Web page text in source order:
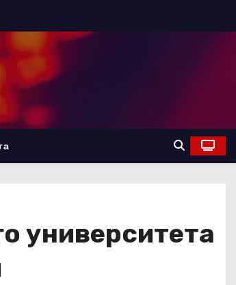
университета